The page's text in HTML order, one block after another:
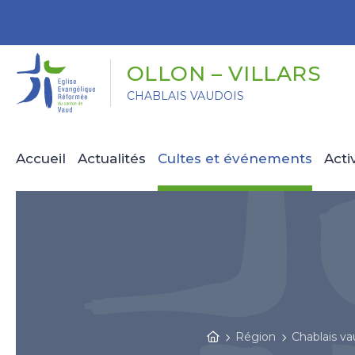
OLLON – VILLARS
CHABLAIS VAUDOIS
Accueil Actualités Cultes et événements
Région Chablais